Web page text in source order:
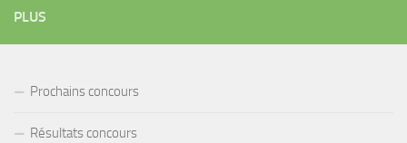
PLUS
Prochains concours
Résultats concours